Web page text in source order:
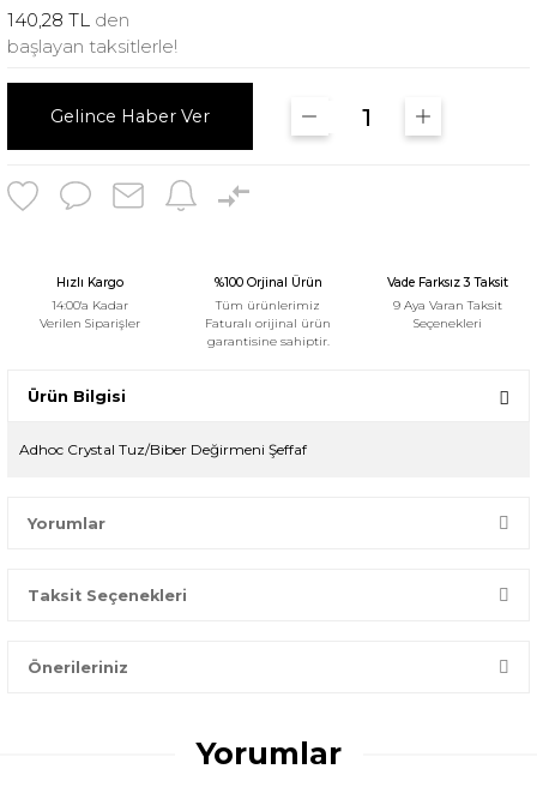
140,28 TL den
başlayan taksitlerle!
Gelince Haber Ver
Hızlı Kargo
14:00'a Kadar
Verilen Siparişler
%100 Orjinal Ürün
Tüm ürünlerimiz
Faturalı orijinal ürün
garantisine sahiptir.
Vade Farksız 3 Taksit
9 Aya Varan Taksit
Seçenekleri
Ürün Bilgisi
Adhoc Crystal Tuz/Biber Değirmeni Şeffaf
Yorumlar
Bir dakikanızı ayırın, yorumunuzla başkalarının doğru seçim
Taksit Seçenekleri
Önerileriniz
konularda yetersiz gördüğünüz noktaları öneri formunu
kullanarak tarafımıza iletebilirsiniz.
Yorumlar